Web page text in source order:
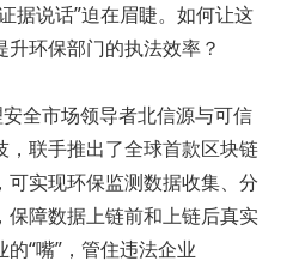
据说话”迫在眉睫。如何让这
环保部门的执法效率？
全市场领导者北信源与可信
，联手推出了全球首款区块链
实现环保监测数据收集、分
保障数据上链前和上链后真实
“嘴”，管住违法企业